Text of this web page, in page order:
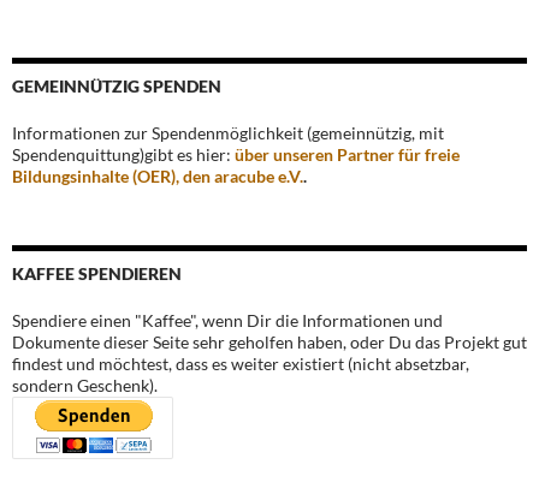
GEMEINNÜTZIG SPENDEN
Informationen zur Spendenmöglichkeit (gemeinnützig, mit
Spendenquittung)gibt es hier: über unseren Partner für freie
Bildungsinhalte (OER), den aracube e.V..
KAFFEE SPENDIEREN
Spendiere einen "Kaffee", wenn Dir die Informationen und
Dokumente dieser Seite sehr geholfen haben, oder Du das Projekt gut
findest und möchtest, dass es weiter existiert (nicht absetzbar,
sondern Geschenk).